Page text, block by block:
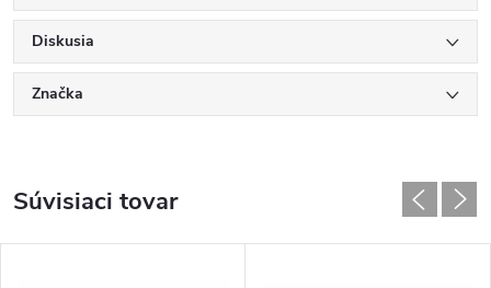
Diskusia
Značka
Súvisiaci tovar